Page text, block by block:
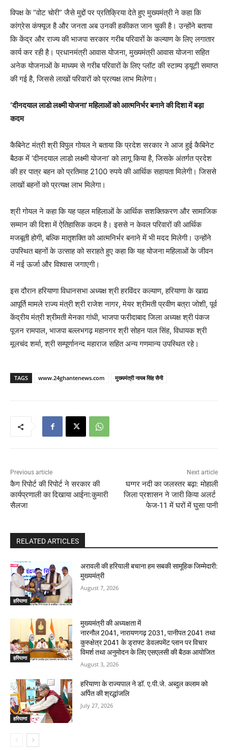
विपक्ष के “वोट चोरी” जैसे मुद्दों पर प्रतिक्रिया देते हुए मुख्यमंत्री ने कहा कि
कांग्रेस कंफ्यूज है और जनता अब उनकी हकीकत जान चुकी है। उन्होंने बताया
कि केंद्र और राज्य की भाजपा सरकार गरीब परिवारों के कल्याण के लिए लगातार
कार्य कर रही है। प्रधानमंत्री आवास योजना, मुख्यमंत्री आवास योजना सहित
अनेक योजनाओं के माध्यम से गरीब परिवारों के लिए प्लॉट की स्टाम्प ड्यूटी समाप्त
की गई है, जिससे लाखों परिवारों को प्रत्यक्ष लाभ मिलेगा।
‘दीनदयाल लाडो लक्ष्मी योजना’महिलाओं को आत्मनिर्भर बनाने की दिशा में बड़ा
कदम
कैबिनेट मंत्री श्री विपुल गोयल ने बताया कि प्रदेश सरकार ने आज हुई कैबिनेट
बैठक में ‘दीनदयाल लाडो लक्ष्मी योजना’ को लागू किया है, जिसके अंतर्गत प्रदेश
की हर पात्र बहन को प्रतिमाह 2100 रुपये की आर्थिक सहायता मिलेगी। जिससे
लाखों बहनों को प्रत्यक्ष लाभ मिलेगा।
श्री गोयल ने कहा कि यह पहल महिलाओं के आर्थिक सशक्तिकरण और सामाजिक
सम्मान की दिशा में ऐतिहासिक कदम है। इससे न केवल परिवारों की आर्थिक
मजबूती होगी, बल्कि मातृशक्ति को आत्मनिर्भर बनाने में भी मदद मिलेगी। उन्होंने
उपस्थित बहनों के उत्साह को सराहते हुए कहा कि यह योजना महिलाओं के जीवन
में नई ऊर्जा और विश्वास जगाएगी।
इस दौरान हरियाणा विधानसभा अध्यक्ष श्री हरविंदर कल्याण, हरियाणा के खाद्य
आपूर्ति मामले राज्य मंत्री श्री राजेश नागर, मेयर श्रीमती प्रवीण बत्रा जोशी, पूर्व
केंद्रीय मंत्री श्रीमती मेनका गांधी, भाजपा फरीदाबाद जिला अध्यक्ष श्री पंकज
पूजन रामपाल, भाजपा बल्लभगढ़ महानगर श्री सोहन पाल सिंह, विधायक श्री
मूलचंद शर्मा, श्री सम्पूर्णानन्द महाराज सहित अन्य गणमान्य उपस्थित रहे।
TAGS www.24ghantenews.com मुख्यमंत्री नायब सिंह सैनी
Previous article
कैग रिपोर्ट की रिपोर्ट ने सरकार की
कार्यप्रणाली का दिखाया आईना:कुमारी
सैलजा
Next article
घग्गर नदी का जलस्तर बढ़ा: मोहाली
जिला प्रशासन ने जारी किया अलर्ट
फेज-11 में घरों में घुसा पानी
RELATED ARTICLES
हरियाणा
अरावली की हरियाली बचाना हम सबकी सामूहिक जिम्मेदारी:
मुख्यमंत्री
August 7, 2026
हरियाणा
मुख्यमंत्री की अध्यक्षता में
नारनौल 2041, नारायणगढ़ 2031, पानीपत 2041 तथा
कुरुक्षेत्र 2041 के ड्राफ्ट डेवलपमेंट प्लान पर विचार
विमर्श तथा अनुमोदन के लिए एसएलसी की बैठक आयोजित
August 3, 2026
हरियाणा
हरियाणा के राज्यपाल ने डॉ. ए.पी.जे. अब्दुल कलाम को
अर्पित की श्रद्धांजलि
July 27, 2026